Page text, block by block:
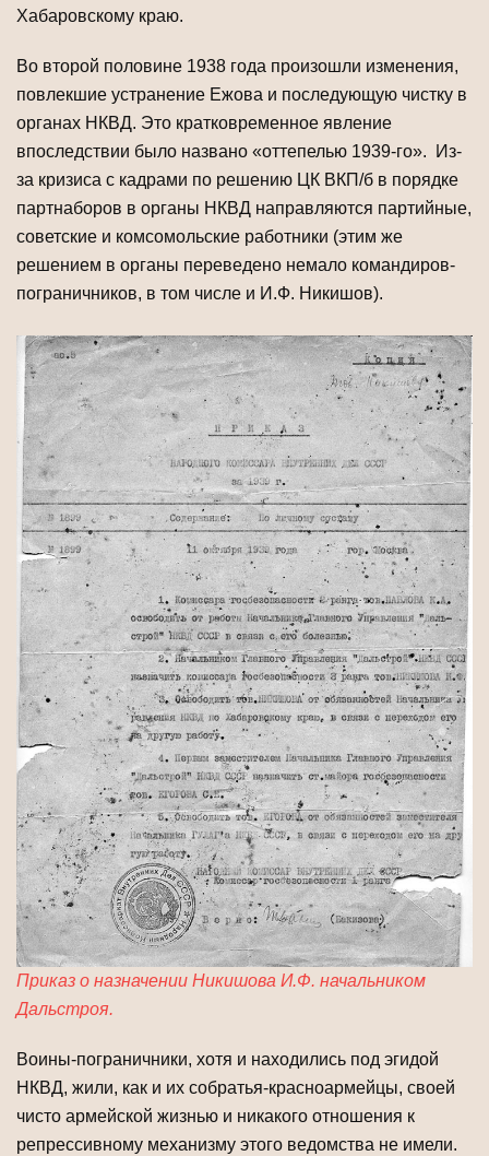
Хабаровскому краю.
Во второй половине 1938 года произошли изменения,
повлекшие устранение Ежова и последующую чистку в
органах НКВД. Это кратковременное явление
впоследствии было названо «оттепелью 1939-го». Из-
за кризиса с кадрами по решению ЦК ВКП/б в порядке
партнаборов в органы НКВД направляются партийные,
советские и комсомольские работники (этим же
решением в органы переведено немало командиров-
пограничников, в том числе и И.Ф. Никишов).
Приказ о назначении Никишова И.Ф. начальником
Дальстроя.
Воины-пограничники, хотя и находились под эгидой
НКВД, жили, как и их собратья-красноармейцы, своей
чисто армейской жизнью и никакого отношения к
репрессивному механизму этого ведомства не имели.